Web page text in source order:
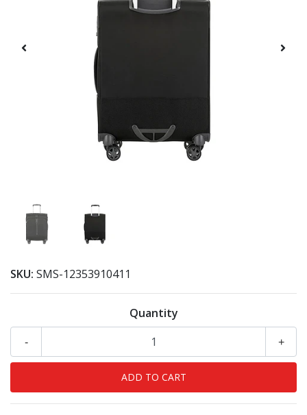
SKU: SMS-12353910411
Quantity
+
-